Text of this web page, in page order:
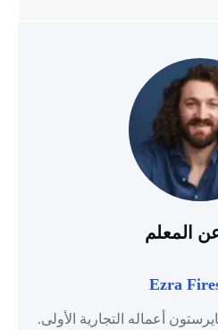
المعلم
Ezra
عزرا فايرستون أعماله التجارية الأولى.